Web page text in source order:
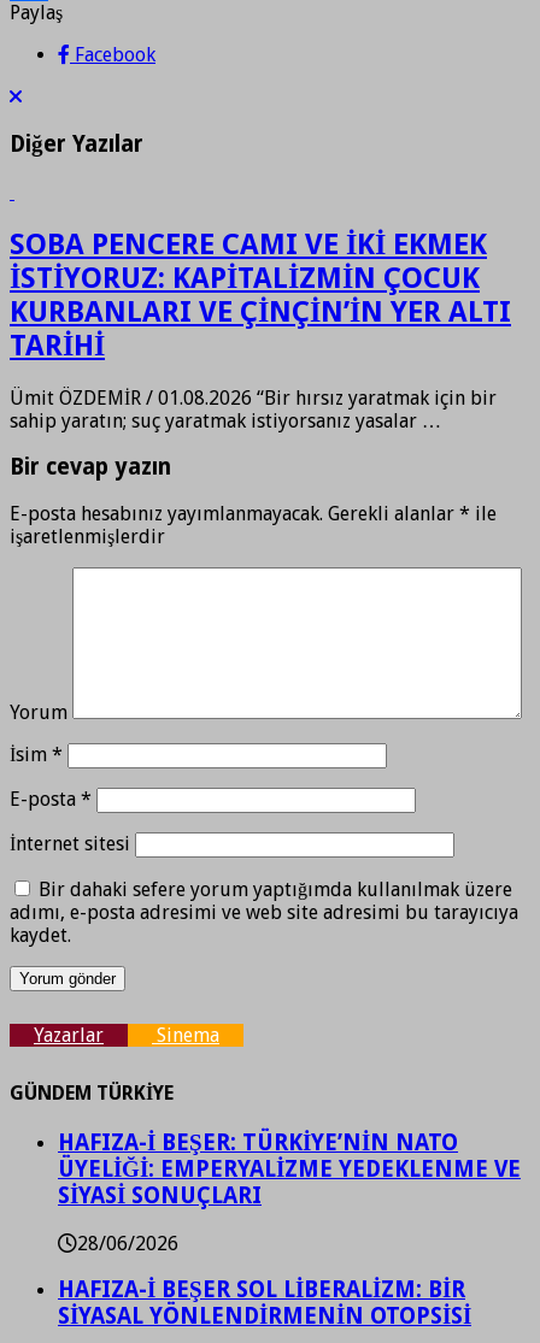
Paylaş
Paylaş
Facebook
Diğer Yazılar
SOBA PENCERE CAMI VE İKİ EKMEK
İSTİYORUZ: KAPİTALİZMİN ÇOCUK
KURBANLARI VE ÇİNÇİN’İN YER ALTI
TARİHİ
Ümit ÖZDEMİR / 01.08.2026 “Bir hırsız yaratmak için bir
sahip yaratın; suç yaratmak istiyorsanız yasalar …
Bir cevap yazın
E-posta hesabınız yayımlanmayacak. Gerekli alanlar * ile
işaretlenmişlerdir
Yorum
İsim *
E-posta *
İnternet sitesi
Bir dahaki sefere yorum yaptığımda kullanılmak üzere
adımı, e-posta adresimi ve web site adresimi bu tarayıcıya
kaydet.
Yazarlar Sinema
GÜNDEM TÜRKİYE
HAFIZA-İ BEŞER: TÜRKİYE’NİN NATO
ÜYELİĞİ: EMPERYALİZME YEDEKLENME VE
SİYASİ SONUÇLARI
28/06/2026
HAFIZA-İ BEŞER SOL LİBERALİZM: BİR
SİYASAL YÖNLENDİRMENİN OTOPSİSİ